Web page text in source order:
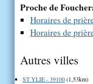
Proche de
Horaires de
Horaires de
Autres villes
ST YLIE - 39100(1,53km)